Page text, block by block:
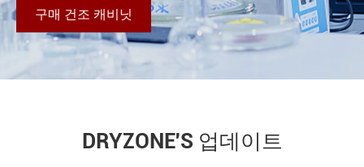
구매 건조 캐비닛
DRYZONE'S 업데이트